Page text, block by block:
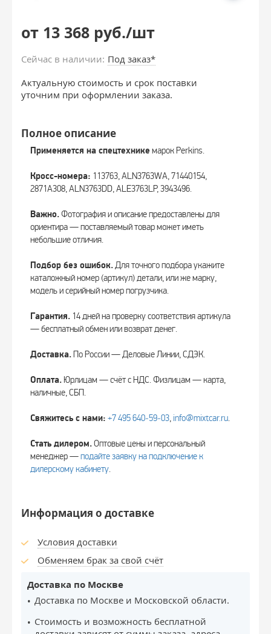
от 13 368 руб./шт
Сейчас в наличии: Под заказ*
Актуальную стоимость и срок поставки
уточним при оформлении заказа.
Полное описание
Применяется на спецтехнике марок Perkins.
Кросс-номера: 113763, ALN3763WA, 71440154,
2871A308, ALN3763DD, ALE3763LP, 3943496.
Важно.Фотография и описание предоставлены для
ориентира — поставляемый товар может иметь
небольшие отличия.
Подбор без ошибок.Для точного подбора укажите
каталожный номер (артикул) детали, или же марку,
модель и серийный номер погрузчика.
Гарантия. 14 дней на проверку соответствия артикула
— бесплатный обмен или возврат денег.
Доставка.По России — Деловые Линии, СДЭК.
Оплата. Юрлицам — счёт с НДС. Физлицам — карта,
наличные, СБП.
Свяжитесь с нами: +7 495 640‑59‑03, info@mixtcar.ru.
Стать дилером.Оптовые цены и персональный
менеджер —подайте заявку на подключение к
дилерскому кабинету.
Информация о доставке
Условия доставки
Обменяем брак за свой счёт
Доставка по Москве
Доставка по Москве и Московской области.
Стоимость и возможность бесплатной